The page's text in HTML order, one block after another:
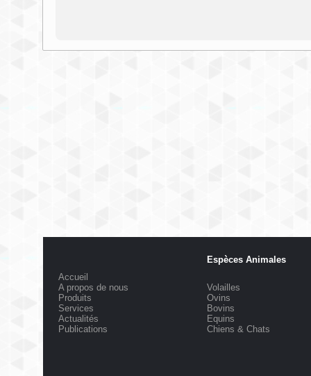
Accueil
A propos de nous
Produits
Services
Actualités
Publications
Espèces Animales
Volailles
Ovins
Bovins
Equins
Chiens & Chats